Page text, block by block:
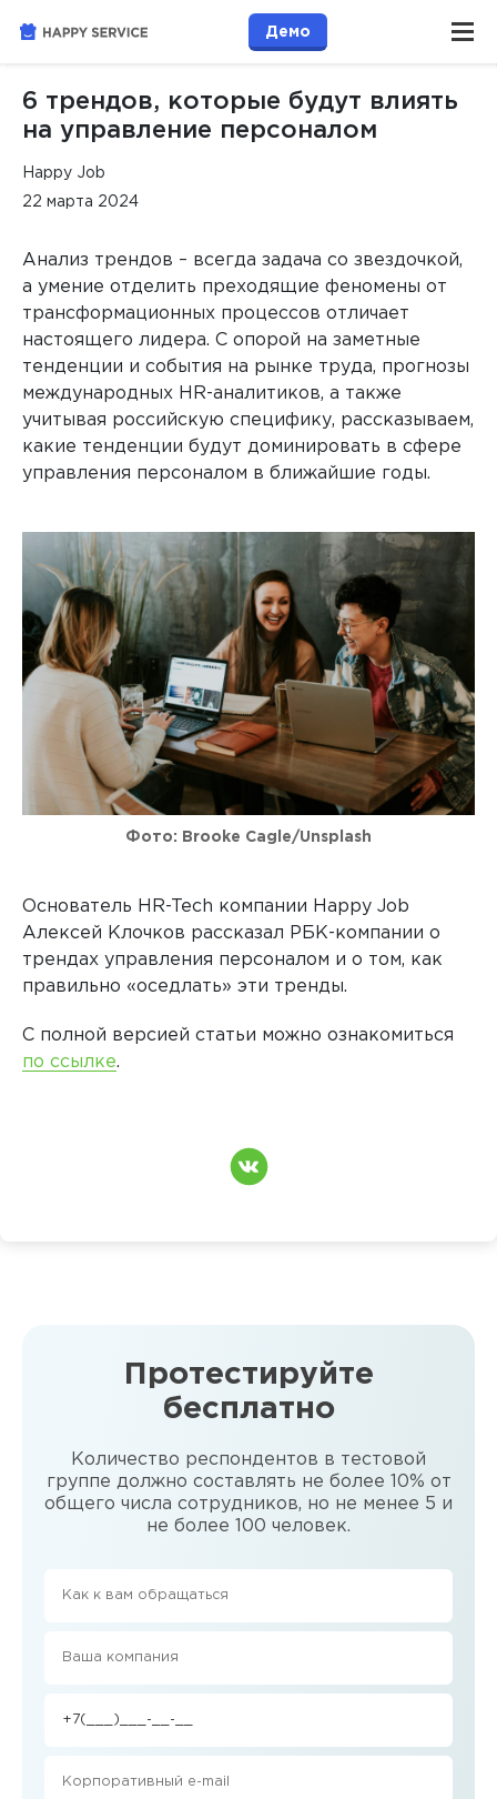
Демо
6 трендов, которые будут влиять
на управление персоналом
Happy Job
22 марта 2024
Анализ трендов – всегда задача со звездочкой,
а умение отделить преходящие феномены от
трансформационных процессов отличает
настоящего лидера. С опорой на заметные
тенденции и события на рынке труда, прогнозы
международных HR-аналитиков, а также
учитывая российскую специфику, рассказываем,
какие тенденции будут доминировать в сфере
управления персоналом в ближайшие годы.
Фото: Brooke Cagle/Unsplash
Основатель HR-Tech компании Happy Job
Алексей Клочков рассказал РБК-компании о
трендах управления персоналом и о том, как
правильно «оседлать» эти тренды.
С полной версией статьи можно ознакомиться
по ссылке.
Протестируйте
бесплатно
Количество респондентов в тестовой
группе должно составлять не более 10% от
общего числа сотрудников, но не менее 5 и
не более 100 человек.